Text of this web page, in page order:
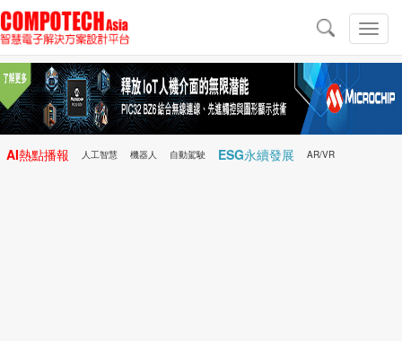
切
換
導
導
航
AI熱點播報 人工智慧 機器人 自動駕駛 ESG永續發展 AR/VR